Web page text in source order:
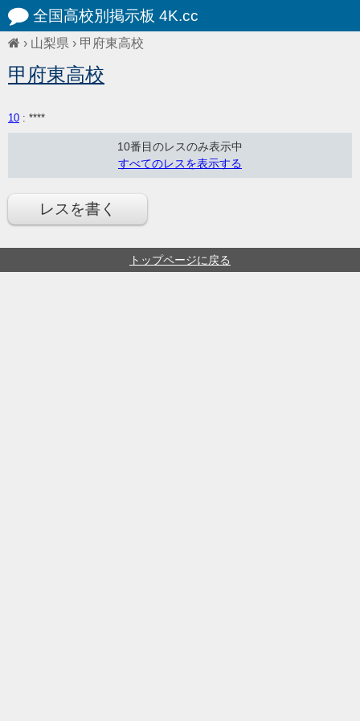
全国高校別掲示板 4K.cc
› 山梨県 › 甲府東高校
甲府東高校
10 : ****
10番目のレスのみ表示中
すべてのレスを表示する
レスを書く
トップページに戻る